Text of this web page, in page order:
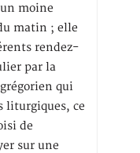
moine
matin ; elle
rendez-
par la
qui
liturgiques, ce
de
sur une